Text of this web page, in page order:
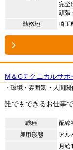
完全
頑張
勤務地
埼玉
M＆Cテクニカルサポ
・環境・雰囲気 ・人間
誰でもできるお仕事
職種
配線
雇用形態
アル
月給